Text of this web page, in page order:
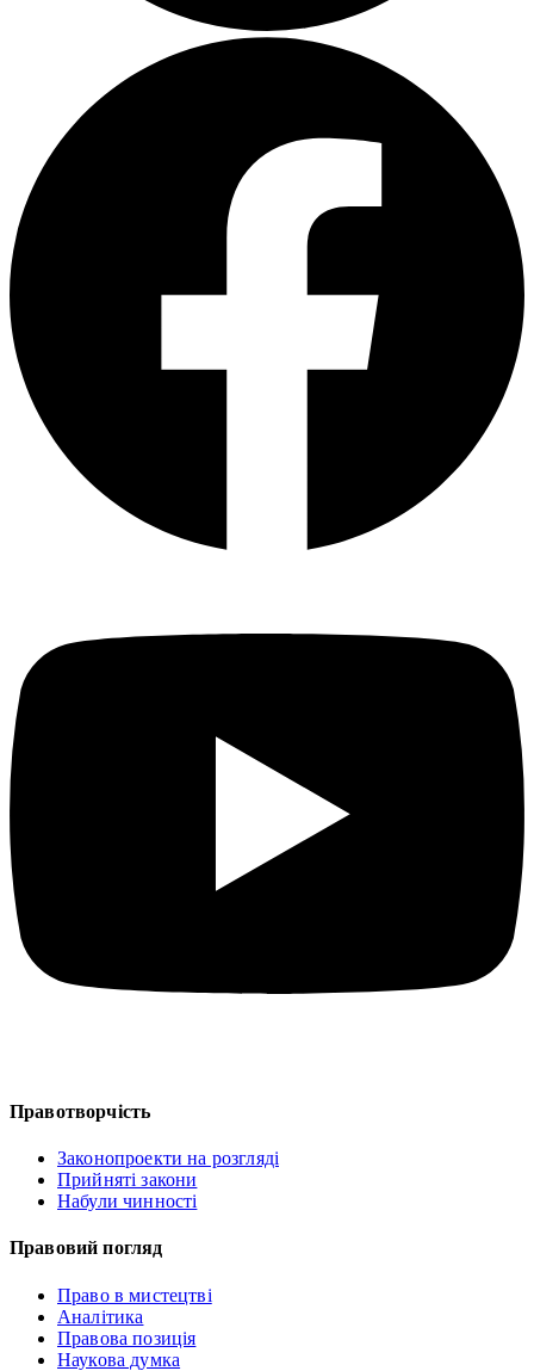
Правотворчість
Законопроекти на розгляді
Прийняті закони
Набули чинності
Правовий погляд
Право в мистецтві
Аналітика
Правова позиція
Наукова думка